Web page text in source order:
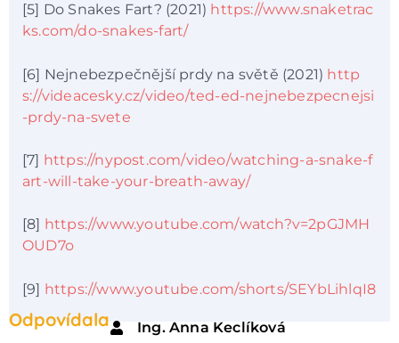
[5] Do Snakes Fart? (2021) https://www.snaketrac
ks.com/do-snakes-fart/
[6] Nejnebezpečnější prdy na světě (2021) http
s://videacesky.cz/video/ted-ed-nejnebezpecnejsi
-prdy-na-svete
[7] https://nypost.com/video/watching-a-snake-f
art-will-take-your-breath-away/
[8] https://www.youtube.com/watch?v=2pGJMH
OUD7o
[9] https://www.youtube.com/shorts/SEYbLihlqI8
Odpovídala Ing. Anna Keclíková